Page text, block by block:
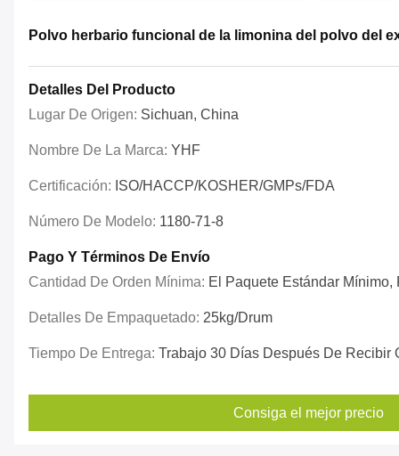
Polvo herbario funcional de la limonina del polvo del
Detalles Del Producto
Lugar De Origen: Sichuan, China
Nombre De La Marca: YHF
Certificación: ISO/HACCP/KOSHER/GMPs/FDA
Número De Modelo: 1180-71-8
Pago Y Términos De Envío
Cantidad De Orden Mínima: El Paquete Estándar Mínimo,
Detalles De Empaquetado: 25kg/drum
Tiempo De Entrega: Trabajo 30 Días Después De Recibir
Consiga el mejor precio